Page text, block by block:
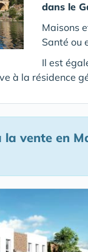
dans le
Maisons
Santé ou
Il est
à la résidence
la vente en